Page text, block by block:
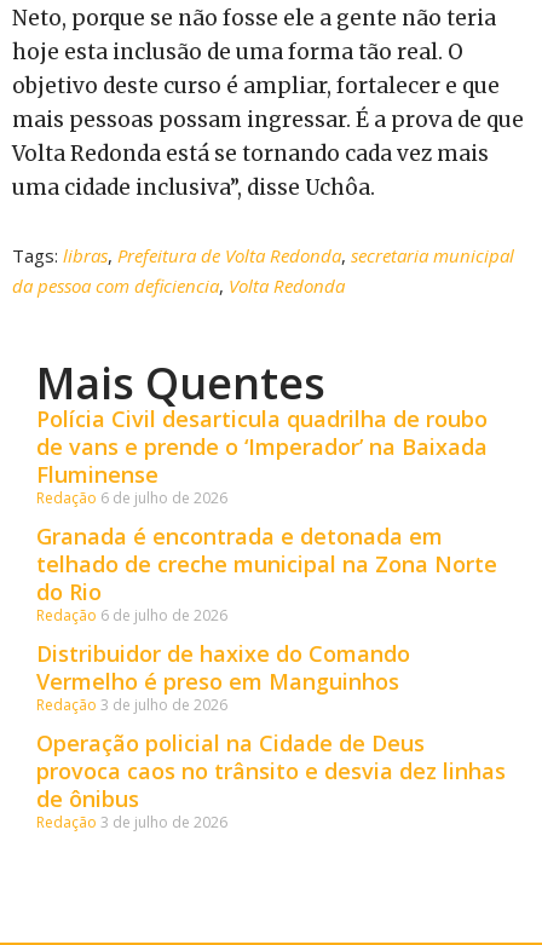
Neto, porque se não fosse ele a gente não teria
hoje esta inclusão de uma forma tão real. O
objetivo deste curso é ampliar, fortalecer e que
mais pessoas possam ingressar. É a prova de que
Volta Redonda está se tornando cada vez mais
uma cidade inclusiva”, disse Uchôa.
Tags: libras, Prefeitura de Volta Redonda, secretaria municipal
da pessoa com deficiencia, Volta Redonda
Mais Quentes
Polícia Civil desarticula quadrilha de roubo
de vans e prende o ‘Imperador’ na Baixada
Fluminense
Redação 6 de julho de 2026
Granada é encontrada e detonada em
telhado de creche municipal na Zona Norte
do Rio
Redação 6 de julho de 2026
Distribuidor de haxixe do Comando
Vermelho é preso em Manguinhos
Redação 3 de julho de 2026
Operação policial na Cidade de Deus
provoca caos no trânsito e desvia dez linhas
de ônibus
Redação 3 de julho de 2026